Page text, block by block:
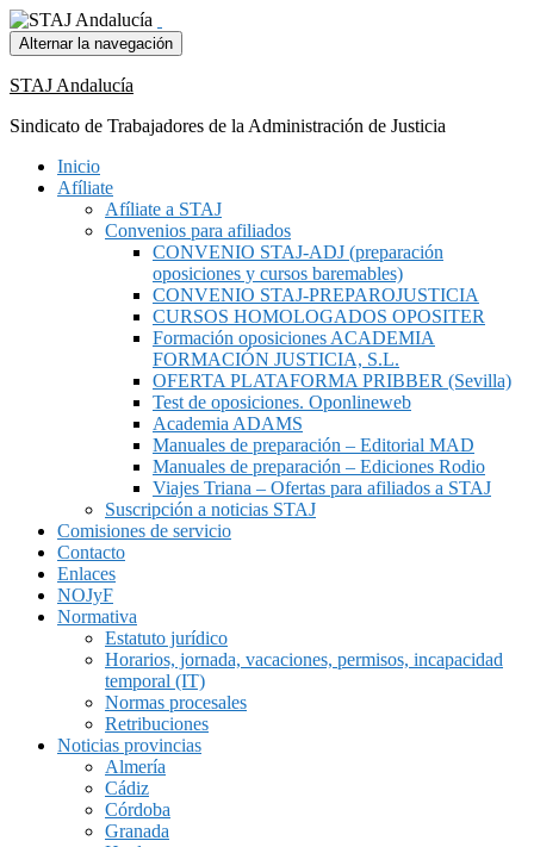
Alternar la navegación
STAJ Andalucía
Sindicato de Trabajadores de la Administración de Justicia
Inicio
Afíliate
Afíliate a STAJ
Convenios para afiliados
CONVENIO STAJ-ADJ (preparación
oposiciones y cursos baremables)
CONVENIO STAJ-PREPAROJUSTICIA
CURSOS HOMOLOGADOS OPOSITER
Formación oposiciones ACADEMIA
FORMACIÓN JUSTICIA, S.L.
OFERTA PLATAFORMA PRIBBER (Sevilla)
Test de oposiciones. Oponlineweb
Academia ADAMS
Manuales de preparación – Editorial MAD
Manuales de preparación – Ediciones Rodio
Viajes Triana – Ofertas para afiliados a STAJ
Suscripción a noticias STAJ
Comisiones de servicio
Contacto
Enlaces
NOJyF
Normativa
Estatuto jurídico
Horarios, jornada, vacaciones, permisos, incapacidad
temporal (IT)
Normas procesales
Retribuciones
Noticias provincias
Almería
Cádiz
Córdoba
Granada